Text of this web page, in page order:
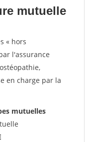
mutuelle
« hors
l'assurance
en charge par la
mutuelles